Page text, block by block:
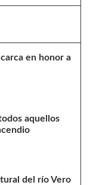
en honor a
aquellos
del río Vero